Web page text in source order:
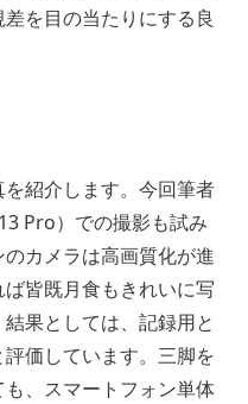
を目の当たりにする良
紹介します。今回筆者
Pro）での撮影も試み
カメラは高画質化が進
皆既月食もきれいに写
果としては、記録用と
価しています。三脚を
、スマートフォン単体